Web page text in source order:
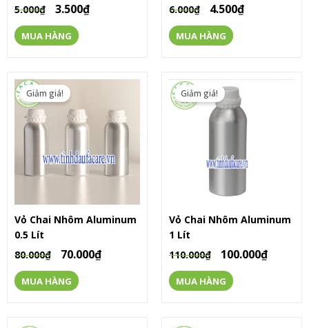
5.000₫ 3.500₫
MUA HÀNG
6.000₫ 4.500₫
MUA HÀNG
Giảm giá!
Vỏ Chai Nhôm Aluminum
0.5 Lít
80.000₫ 70.000₫
MUA HÀNG
Giảm giá!
Vỏ Chai Nhôm Aluminum
1 Lít
110.000₫ 100.000₫
MUA HÀNG